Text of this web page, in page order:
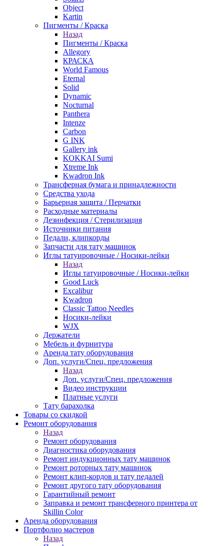
Object
Kartin
Пигменты / Краска
Назад
Пигменты / Краска
Allegory
КРАСКА
World Famous
Eternal
Solid
Dynamic
Nocturnal
Panthera
Intenze
Carbon
G INK
Gallery ink
KOKKAI Sumi
Xtreme Ink
Kwadron Ink
Трансферная бумага и принадлежности
Средства ухода
Барьерная защита / Перчатки
Расходные материалы
Дезинфекция / Стерилизация
Источники питания
Педали, клипкорды
Запчасти для тату машинок
Иглы татуировочные / Носики-лейки
Назад
Иглы татуировочные / Носики-лейки
Good Luck
Excalibur
Kwadron
Classic Tattoo Needles
Носики-лейки
WJX
Держатели
Мебель и фурнитура
Аренда тату оборудования
Доп. услуги/Спец. предложения
Назад
Доп. услуги/Спец. предложения
Видео инструкции
Платные услуги
Тату барахолка
Товары со скидкой
Ремонт оборудования
Назад
Ремонт оборудования
Диагностика оборудования
Ремонт индукционных тату машинок
Ремонт роторных тату машинок
Ремонт клип-кордов и тату педалей
Ремонт другого тату оборудования
Гарантийный ремонт
Заправка и ремонт трансферного принтера от
Skillin Color
Аренда оборудования
Портфолио мастеров
Назад